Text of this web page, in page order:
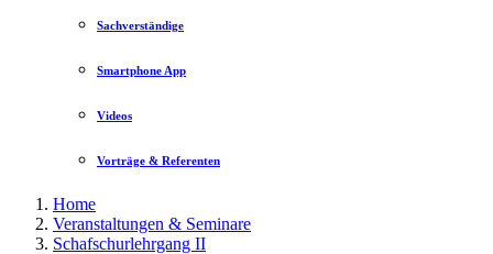
Sachverständige
Smartphone App
Videos
Vorträge & Referenten
Home
Veranstaltungen & Seminare
Schafschurlehrgang II